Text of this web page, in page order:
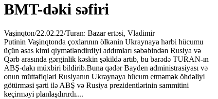
BMT-dəki səfiri
Vaşinqton/22.02.22/Turan: Bazar ertəsi, Vladimir
Putinin Vaşinqtonda çoxlarının ölkənin Ukraynaya hərbi hücumu
üçün əsas kimi qiymətləndirdiyi addımları səbəbindən Rusiya və
Qərb arasında gərginlik kəskin şəkildə artıb, bu barədə TURAN-ın
ABŞ-dakı müxbiri bildirib.Buna qədər Bayden administrasiyası və
onun müttəfiqləri Rusiyanın Ukraynaya hücum etməmək öhdəliyi
götürməsi şərti ilə ABŞ və Rusiya prezidentlərinin sammitini
keçirməyi planlaşdırırdı....